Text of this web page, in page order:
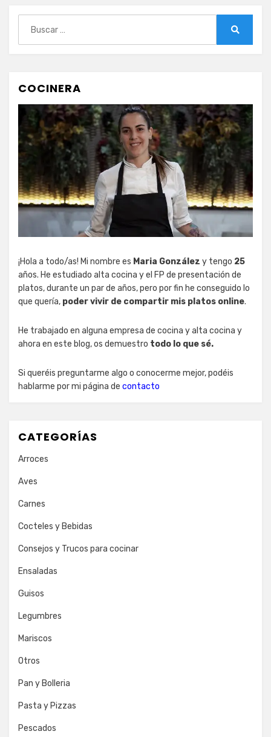
COCINERA
¡Hola a todo/as! Mi nombre es Maria González y tengo 25
años. He estudiado alta cocina y el FP de presentación de
platos, durante un par de años, pero por fin he conseguido lo
que quería, poder vivir de compartir mis platos online.
He trabajado en alguna empresa de cocina y alta cocina y
ahora en este blog, os demuestro todo lo que sé.
Si queréis preguntarme algo o conocerme mejor, podéis
hablarme por mi página de contacto
CATEGORÍAS
Arroces
Aves
Carnes
Cocteles y Bebidas
Consejos y Trucos para cocinar
Ensaladas
Guisos
Legumbres
Mariscos
Otros
Pan y Bolleria
Pasta y Pizzas
Pescados